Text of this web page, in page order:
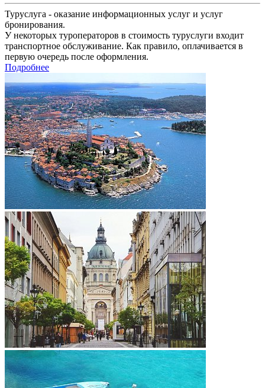
Туруслуга - оказание информационных услуг и услуг
бронирования.
У некоторых туроператоров в стоимость туруслуги входит
транспортное обслуживание. Как правило, оплачивается в
первую очередь после оформления.
Подробнее